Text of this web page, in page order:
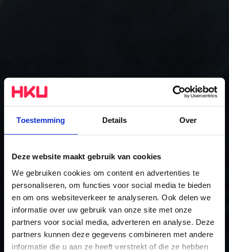
Toestemming Details Over
Deze website maakt gebruik van cookies
We gebruiken cookies om content en advertenties te
personaliseren, om functies voor social media te bieden
en om ons websiteverkeer te analyseren. Ook delen we
informatie over uw gebruik van onze site met onze
partners voor social media, adverteren en analyse. Deze
partners kunnen deze gegevens combineren met andere
informatie die u aan ze heeft verstrekt of die ze hebben
Design principles for
(EU) project
coordinators
The course